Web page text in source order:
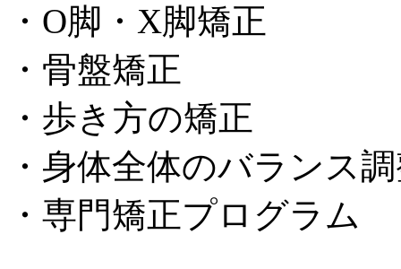
・O脚・X脚矯正
・骨盤矯正
・歩き方の矯正
・身体全体のバランス
・専門矯正プログラム